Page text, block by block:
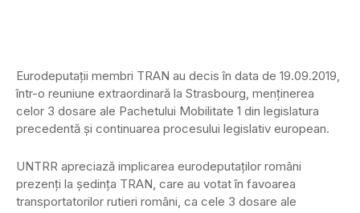
Eurodeputații membri TRAN au decis în data de 19.09.2019,
într-o reuniune extraordinară la Strasbourg, menținerea
celor 3 dosare ale Pachetului Mobilitate 1 din legislatura
precedentă și continuarea procesului legislativ european.
UNTRR apreciază implicarea eurodeputaților români
prezenți la ședința TRAN, care au votat în favoarea
transportatorilor rutieri români, ca cele 3 dosare ale